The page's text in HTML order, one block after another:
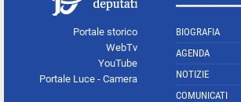
Portale storico
WebTv
YouTube
Portale Luce - Camera
BIOGRAFIA
AGENDA
NOTIZIE
COMUNICATI